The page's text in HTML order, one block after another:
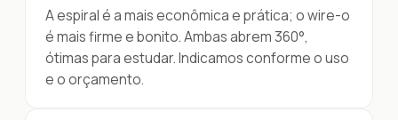
A espiral é a mais econômica e prática; o wire-o
é mais firme e bonito. Ambas abrem 360°,
ótimas para estudar. Indicamos conforme o uso
e o orçamento.